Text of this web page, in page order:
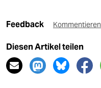
Feedback Kommentieren
Diesen Artikel teilen